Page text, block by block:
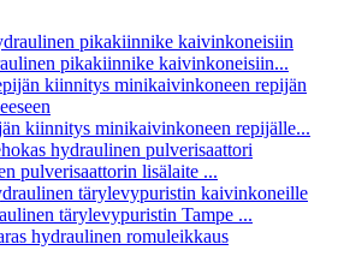
pikakiinnike kaivinkoneisiin...
kiinnitys minikaivinkoneen repijälle...
pulverisaattorin lisälaite ...
tärylevypuristin Tampe ...